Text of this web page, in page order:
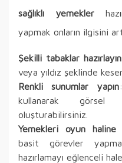
sağlıklı yemekler
yapmak onların ilgisini
Şekilli tabaklar hazırlayın
veya yıldız şeklinde
Renkli sunumlar yapın
kullanarak
oluşturabilirsiniz.
Yemekleri oyun
basit görevler
hazırlamayı eğlenceli